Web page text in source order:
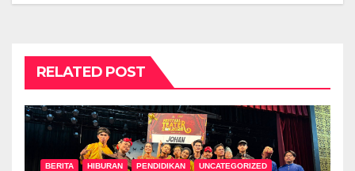
RELATED POST
BERITA HIBURAN PENDIDIKAN UNCATEGORIZED